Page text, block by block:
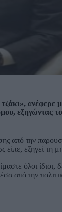
τζάκι»,
εξηγώντας
από την
είπε, εξηγεί τη
όλοι
από την